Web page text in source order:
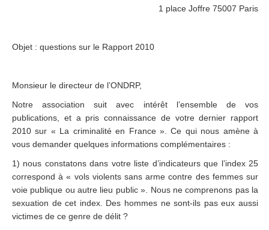
1 place Joffre 75007 Paris
Objet : questions sur le Rapport 2010
Monsieur le directeur de l’ONDRP,
Notre association suit avec intérêt l’ensemble de vos
publications, et a pris connaissance de votre dernier rapport
2010 sur « La criminalité en France ». Ce qui nous amène à
vous demander quelques informations complémentaires :
1) nous constatons dans votre liste d’indicateurs que l’index 25
correspond à « vols violents sans arme contre des femmes sur
voie publique ou autre lieu public ». Nous ne comprenons pas la
sexuation de cet index. Des hommes ne sont-ils pas eux aussi
victimes de ce genre de délit ?